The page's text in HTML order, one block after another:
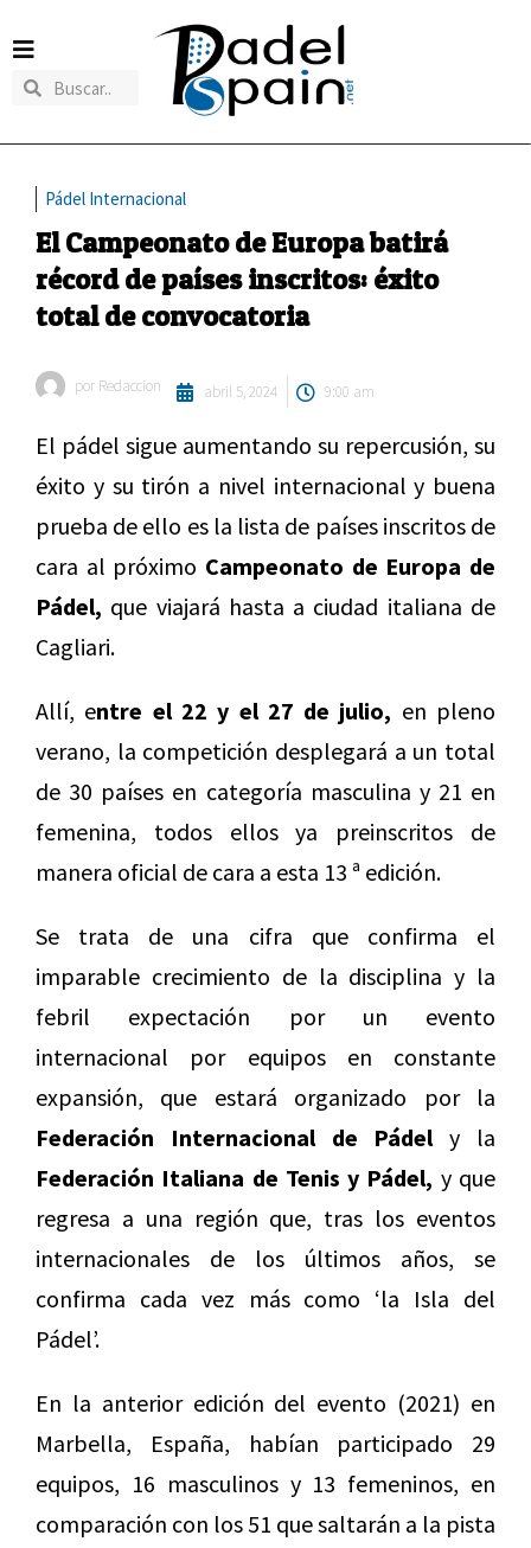
Pádel Internacional
El Campeonato de Europa batirá
récord de países inscritos: éxito
total de convocatoria
por Redaccion abril 5, 2024 9:00 am
El pádel sigue aumentando su repercusión, su
éxito y su tirón a nivel internacional y buena
prueba de ello es la lista de países inscritos de
cara al próximo Campeonato de Europa de
Pádel, que viajará hasta a ciudad italiana de
Cagliari.
Allí, entre el 22 y el 27 de julio, en pleno
verano, la competición desplegará a un total
de 30 países en categoría masculina y 21 en
femenina, todos ellos ya preinscritos de
manera oficial de cara a esta 13 ª edición.
Se trata de una cifra que confirma el
imparable crecimiento de la disciplina y la
febril expectación por un evento
internacional por equipos en constante
expansión, que estará organizado por la
Federación Internacional de Pádely la
Federación Italiana de Tenis y Pádel, y que
regresa a una región que, tras los eventos
internacionales de los últimos años, se
confirma cada vez más como ‘la Isla del
Pádel’.
En la anterior edición del evento (2021) en
Marbella, España, habían participado 29
equipos, 16 masculinos y 13 femeninos, en
comparación con los 51 que saltarán a la pista